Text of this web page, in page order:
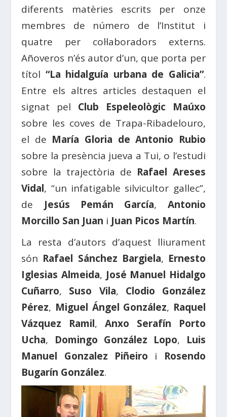
diferents matèries escrits per onze
membres de número de l’Institut i
quatre per col·laboradors externs.
Añoveros n’és autor d’un, que porta per
títol “La hidalguía urbana de Galicia”.
Entre els altres articles destaquen el
signat pel Club Espeleològic Maúxo
sobre les coves de Trapa-Ribadelouro,
el de María Gloria de Antonio Rubio
sobre la presència jueva a Tui, o l’estudi
sobre la trajectòria de Rafael Areses
Vidal, “un infatigable silvicultor gallec”,
de Jesús Pemán García, Antonio
Morcillo San Juan i Juan Picos Martín.
La resta d’autors d’aquest lliurament
són Rafael Sánchez Bargiela, Ernesto
Iglesias Almeida, José Manuel Hidalgo
Cuñarro, Suso Vila, Clodio González
Pérez, Miguel Ángel González, Raquel
Vázquez Ramil, Anxo Serafín Porto
Ucha, Domingo González Lopo, Luis
Manuel Gonzalez Piñeiro i Rosendo
Bugarín González.